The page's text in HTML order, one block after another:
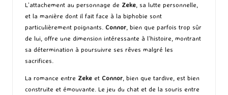
L’attachement au personnage de Zeke, sa lutte personnelle,
et la manière dont il fait face à la biphobie sont
particulièrement poignants. Connor, bien que parfois trop sûr
de lui, offre une dimension intéressante à l’histoire, montrant
sa détermination à poursuivre ses rêves malgré les
sacrifices.
La romance entre Zeke et Connor, bien que tardive, est bien
construite et émouvante. Le jeu du chat et de la souris entre